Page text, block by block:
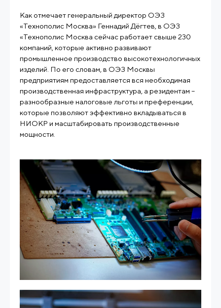
Как отмечает генеральный директор ОЭЗ
«Технополис Москва» Геннадий Дёгтев, в ОЭЗ
«Технополис Москва сейчас работает свыше 230
компаний, которые активно развивают
промышленное производство высокотехнологичных
изделий. По его словам, в ОЭЗ Москвы
предприятиям предоставляется вся необходимая
производственная инфраструктура, а резидентам –
разнообразные налоговые льготы и преференции,
которые позволяют эффективно вкладываться в
НИОКР и масштабировать производственные
мощности.